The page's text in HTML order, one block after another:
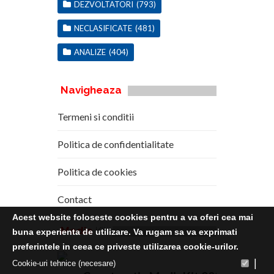
DEZVOLTATORI (793)
NECLASIFICATE (481)
ANALIZE (404)
Navigheaza
Termeni si conditii
Politica de confidentialitate
Politica de cookies
Contact
Media Kit
Acest website foloseste cookies pentru a va oferi cea mai
buna experienta de utilizare. Va rugam sa va exprimati
preferintele in ceea ce priveste utilizarea cookie-urilor.
Cookie-uri tehnice (necesare)